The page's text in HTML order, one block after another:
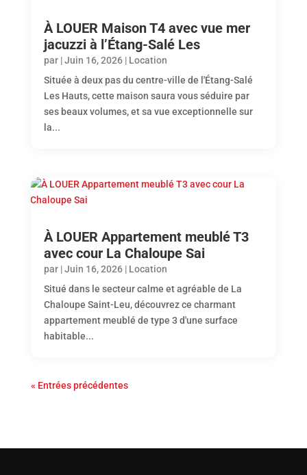
À LOUER Maison T4 avec vue mer
jacuzzi à l’Étang-Salé Les
par |Juin 16, 2026| Location
Située à deux pas du centre-ville de l'Étang-Salé
Les Hauts, cette maison saura vous séduire par
ses beaux volumes, et sa vue exceptionnelle sur
la...
À LOUER Appartement meublé T3
avec cour La Chaloupe Sai
par |Juin 16, 2026| Location
Situé dans le secteur calme et agréable de La
Chaloupe Saint-Leu, découvrez ce charmant
appartement meublé de type 3 d'une surface
habitable...
« Entrées précédentes